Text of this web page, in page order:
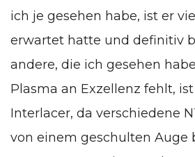
ich je gesehen habe, ist er
erwartet hatte und definitiv
andere, die ich gesehen
Plasma an Exzellenz fehlt,
Interlacer, da verschiedene
von einem geschulten Auge